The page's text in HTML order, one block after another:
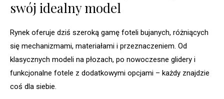
swój idealny model
Rynek oferuje dziś szeroką gamę foteli bujanych, różniących
się mechanizmami, materiałami i przeznaczeniem. Od
klasycznych modeli na płozach, po nowoczesne glidery i
funkcjonalne fotele z dodatkowymi opcjami – każdy znajdzie
coś dla siebie.